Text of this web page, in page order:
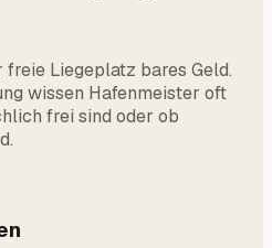
Liegeplatz bares Geld.
wissen Hafenmeister oft
frei sind oder ob